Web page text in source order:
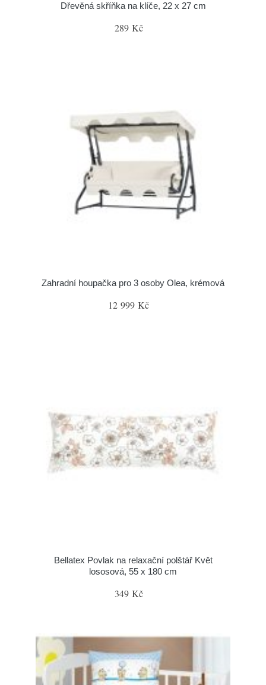
Dřevěná skříňka na klíče, 22 x 27 cm
289 Kč
Zahradní houpačka pro 3 osoby Olea, krémová
12 999 Kč
Bellatex Povlak na relaxační polštář Květ
lososová, 55 x 180 cm
349 Kč